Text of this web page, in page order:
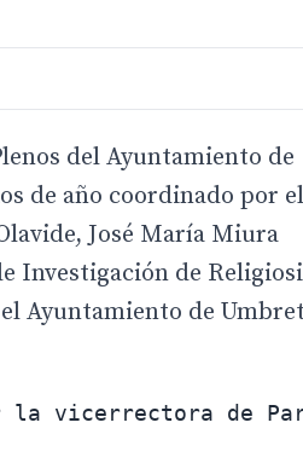
del Ayuntamiento de
de año coordinado por el
José María Miura
Investigación de
Ayuntamiento de
la vicerrectora de